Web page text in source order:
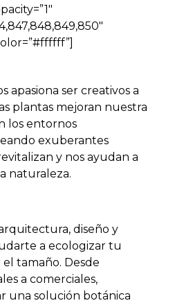
apasiona ser creativos a
plantas mejoran nuestra
los entornos
exuberantes
y nos ayudan a
naturaleza.
diseño y
a ecologizar tu
tamaño. Desde
a comerciales,
una solución botánica